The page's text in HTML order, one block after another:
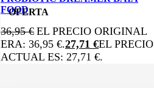
OFERTA
FOOD
36,95€ EL PRECIO ORIGINAL
ERA: 36,95 €.27,71 €EL PRECIO
ACTUAL ES: 27,71 €.